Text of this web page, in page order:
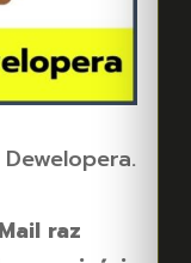
Mail raz